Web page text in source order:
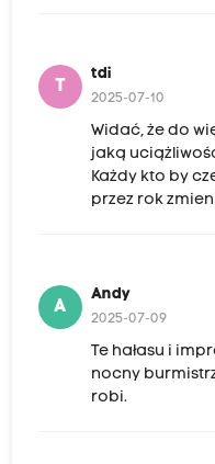
T
tdi
2025-07-10
Widać, że do
jaką
Każdy kto by
przez rok
A
Andy
2025-07-09
Te hałasu i
nocny
robi.